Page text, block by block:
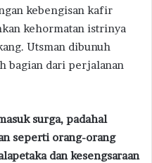
kehormatan istrinya
Utsman dibunuh
bagian dari perjalanan
surga, padahal
seperti orang-orang
dan kesengsaraan